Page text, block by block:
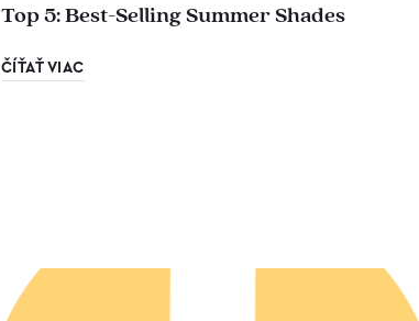
Top 5: Best-Selling Summer Shades
ČÍŤAŤ VIAC